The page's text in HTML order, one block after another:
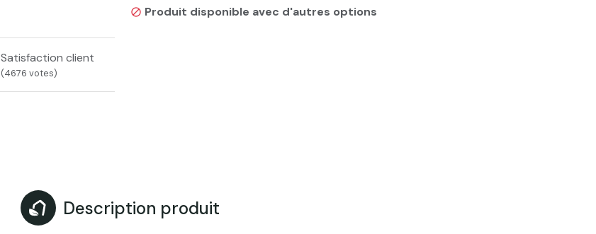
Satisfaction client
(4676 votes)
 Produit disponible avec d'autres options
Description produit